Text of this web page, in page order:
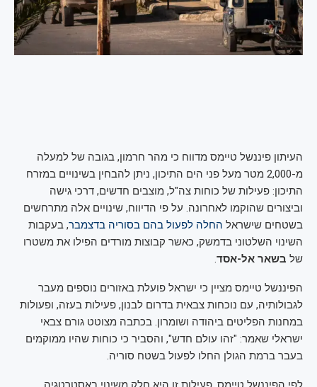
העיתון פיננשל טיימס מדווח כי מהר חרמון, בגובה של למעלה
מ-2,000 מטר מעל פני הים התיכון, ניתן להבחין בשינויים במזרח
התיכון: פעילות של כוחות צה"ל, מוצבים חדשים, דרכי גישה
וביצורים שהוקמו לאחרונה. על פי הדיווח, שינויים אלה מתרחשים
בשטחים שישראל החלה לפעול בהם בסוריה בדצמבר, בעקבות
השינוי השלטוני בדמשק, כאשר קבוצות מורדים הפילו את משטרו
של בשאר אל-אסד.
הפיננשל טיימס מציין כי ישראל פועלת באזורים נוספים מעבר
לגבולותיה, עם נוכחות צבאית בדרום לבנון, פעילות בעזה, ופעולות
במחנות הפליטים ביהודה ושומרון. בכתבה מצוטט גורם צבאי
ישראלי שאמר: "זהו עולם חדש", והסביר כי כוחות שהיו ממוקמים
בעבר ברמת הגולן החלו לפעול בשטח סוריה.